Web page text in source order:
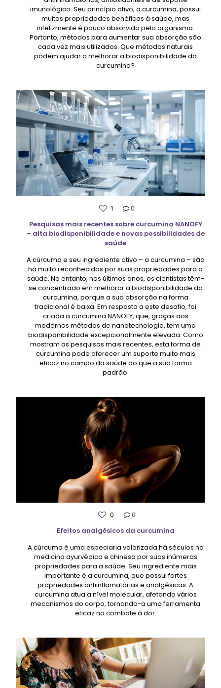
imunológico. Seu princípio ativo, a curcumina, possui
muitas propriedades benéficas à saúde, mas
infelizmente é pouco absorvido pelo organismo.
Portanto, métodos para aumentar sua absorção são
cada vez mais utilizados. Que métodos naturais
podem ajudar a melhorar a biodisponibilidade da
curcumina?
1
0
Pesquisas mais recentes sobre curcumina NANOFY
– alta biodisponibilidade e novas possibilidades de
saúde
A cúrcuma e seu ingrediente ativo – a curcumina – são
há muito reconhecidos por suas propriedades para a
saúde. No entanto, nos últimos anos, os cientistas têm-
se concentrado em melhorar a biodisponibilidade da
curcumina, porque a sua absorção na forma
tradicional é baixa. Em resposta a este desafio, foi
criada a curcumina NANOFY, que, graças aos
modernos métodos de nanotecnologia, tem uma
biodisponibilidade excepcionalmente elevada. Como
mostram as pesquisas mais recentes, esta forma de
curcumina pode oferecer um suporte muito mais
eficaz no campo da saúde do que a sua forma
padrão.
0
0
Efeitos analgésicos da curcumina
A cúrcuma é uma especiaria valorizada há séculos na
medicina ayurvédica e chinesa por suas inúmeras
propriedades para a saúde. Seu ingrediente mais
importante é a curcumina, que possui fortes
propriedades antiinflamatórias e analgésicas. A
curcumina atua a nível molecular, afetando vários
mecanismos do corpo, tornando-a uma ferramenta
eficaz no combate à dor.